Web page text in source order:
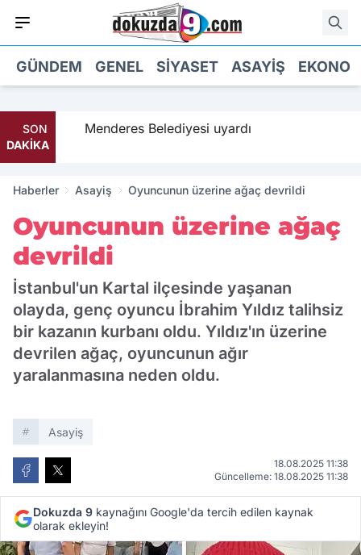
GÜNDEM GENEL SIYASET ASAYIŞ
SON
DAKİKA
geldi Menderes Belediyesi uyardı
Haberler Asayiş Oyuncunun üzerine ağaç devrildi
Oyuncunun üzerine ağaç
devrildi
İstanbul'un Kartal ilçesinde yaşanan
olayda, genç oyuncu İbrahim Yıldız talihsiz
bir kazanın kurbanı oldu. Yıldız'ın üzerine
devrilen ağaç, oyuncunun ağır
yaralanmasına neden oldu.
Asayiş
18.08.2025 11:38
Güncelleme: 18.08.2025 11:38
Dokuzda 9 kaynağını Google'da tercih edilen kaynak
olarak ekleyin!